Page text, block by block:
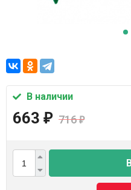
В наличии
663 ₽ 716₽